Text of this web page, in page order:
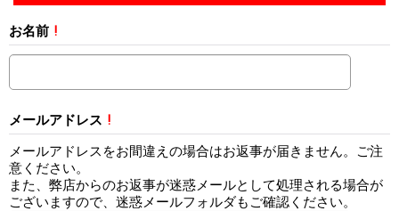
お名前 !
メールアドレス !
メールアドレスをお間違えの場合はお返事が届きません。ご注
意ください。
また、弊店からのお返事が迷惑メールとして処理される場合が
ございますので、迷惑メールフォルダもご確認ください。